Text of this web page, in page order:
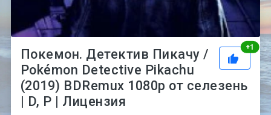
+1
Покемон. Детектив Пикачу /
Pokémon Detective Pikachu
(2019) BDRemux 1080p от селезень
| D, P | Лицензия